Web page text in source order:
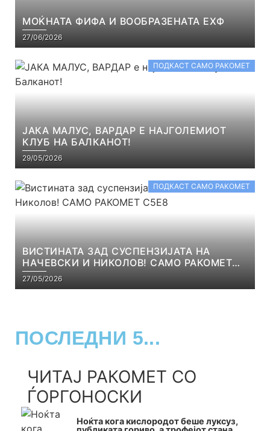
МОЌНАТА ФИФА И ВООБРАЗЕНАТА ЕХФ
27/06/2026
ПОДКАСТ САМО РАКОМЕТ
ЈАКА МАЛУС, ВАРДАР Е НАЈГОЛЕМИОТ
КЛУБ НА БАЛКАНОТ!
29/05/2026
ПОДКАСТ САМО РАКОМЕТ
ВИСТИНАТА ЗАД СУСПЕНЗИЈАТА НА
НАЧЕВСКИ И НИКОЛОВ! САМО РАКОМЕТ
С5Е8
27/05/2026
ПОСЛЕДНИ 5...
ЧИТАЈ РАКОМЕТ СО
ЃОРГОНОСКИ
Ноќта кога кислородот беше луксуз,